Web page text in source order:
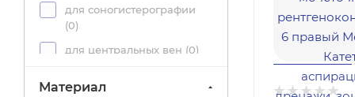
для соногистерографии
(0)
для центральных вен (0)
тромбэктомии (
Материал